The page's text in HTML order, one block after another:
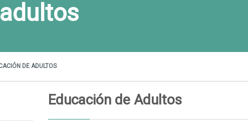
DE ADULTOS
Educación de Adultos